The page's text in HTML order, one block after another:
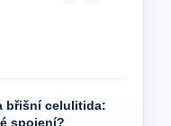
břišní celulitida:
spojení?